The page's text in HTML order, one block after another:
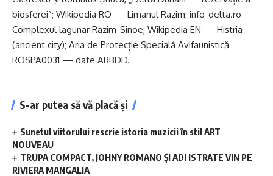
biosferei”; Wikipedia RO — Limanul Razim; info-delta.ro —
Complexul lagunar Razim-Sinoe; Wikipedia EN — Histria
(ancient city); Aria de Protecție Specială Avifaunistică
ROSPA0031 — date ARBDD.
S-ar putea să vă placă și
Sunetul viitorului rescrie istoria muzicii în stil ART
NOUVEAU
TRUPA COMPACT, JOHNY ROMANO ȘI ADI ISTRATE VIN PE
RIVIERA MANGALIA